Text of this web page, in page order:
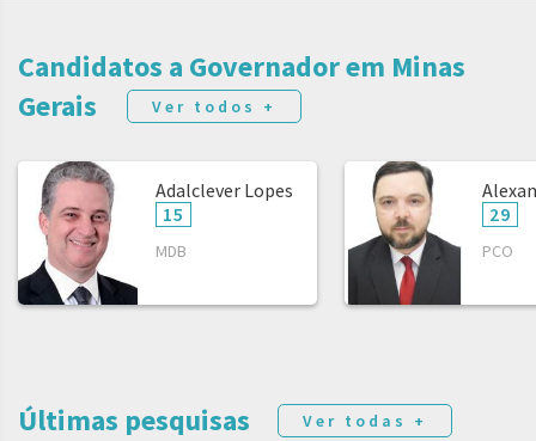
Candidatos a Governador em Minas
Gerais
Ver todos +
Adalclever Lopes
15
MDB
29
PCO
Últimas pesquisas Ver todas +